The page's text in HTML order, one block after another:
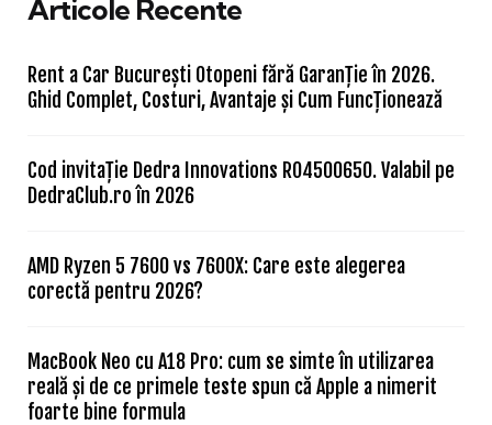
Articole Recente
Rent a Car București Otopeni fără Garanție în 2026.
Ghid Complet, Costuri, Avantaje și Cum Funcționează
Cod invitație Dedra Innovations RO4500650. Valabil pe
DedraClub.ro în 2026
AMD Ryzen 5 7600 vs 7600X: Care este alegerea
corectă pentru 2026?
MacBook Neo cu A18 Pro: cum se simte în utilizarea
reală și de ce primele teste spun că Apple a nimerit
foarte bine formula